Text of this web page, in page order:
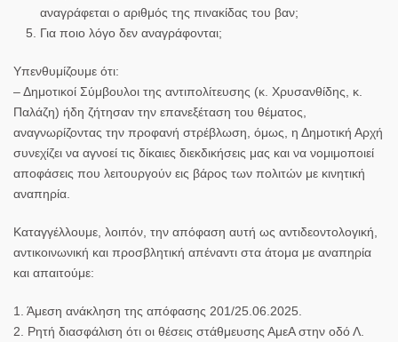
αναγράφεται ο αριθμός της πινακίδας του βαν;
Για ποιο λόγο δεν αναγράφονται;
Υπενθυμίζουμε ότι:
– Δημοτικοί Σύμβουλοι της αντιπολίτευσης (κ. Χρυσανθίδης, κ.
Παλάζη) ήδη ζήτησαν την επανεξέταση του θέματος,
αναγνωρίζοντας την προφανή στρέβλωση, όμως, η Δημοτική Αρχή
συνεχίζει να αγνοεί τις δίκαιες διεκδικήσεις μας και να νομιμοποιεί
αποφάσεις που λειτουργούν εις βάρος των πολιτών με κινητική
αναπηρία
Καταγγέλλουμε, λοιπόν, την απόφαση αυτή ως αντιδεοντολογική,
αντικοινωνική και προσβλητική απέναντι στα άτομα με αναπηρία
και απαιτούμε:
1. Άμεση ανάκληση της απόφασης 201/25.06.2025.
2. Ρητή διασφάλιση ότι οι θέσεις στάθμευσης ΑμεΑ στην οδό Λ.